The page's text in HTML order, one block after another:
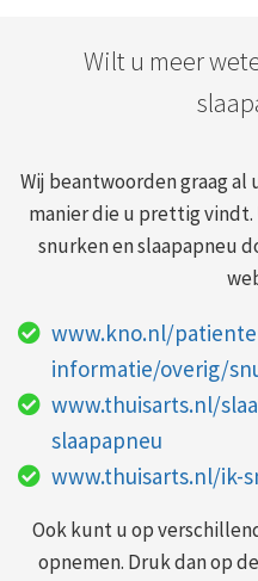
Wilt u meer
Wij beantwoorden graag al
manier die u prettig
snurken en slaapapneu
www.kno.nl/
informatie/overig/
www.thuisarts.nl/
slaapapneu
www.thuisarts.nl/ik-
Ook kunt u op
opnemen. Druk dan op